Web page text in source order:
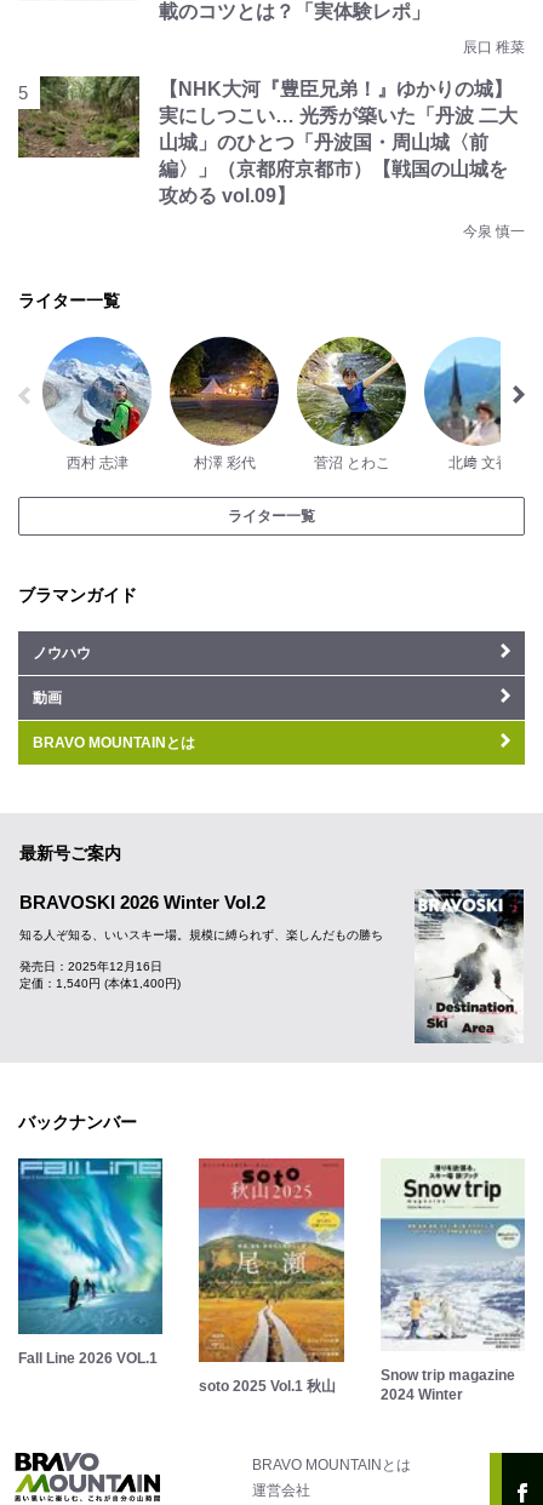
載のコツとは？「実体験レポ」
辰口 稚菜
【NHK大河『豊臣兄弟！』ゆかりの城】
実にしつこい… 光秀が築いた「丹波 二大
山城」のひとつ「丹波国・周山城〈前
編〉」（京都府京都市）【戦国の山城を
攻める vol.09】
今泉 慎一
ライター一覧
西村 志津 村澤 彩代 菅沼 とわこ 北﨑 文香
ライター一覧
ブラマンガイド
ノウハウ
動画
BRAVO MOUNTAINとは
最新号ご案内
BRAVOSKI 2026 Winter Vol.2
知る人ぞ知る、いいスキー場。規模に縛られず、楽しんだもの勝ち
発売日：2025年12月16日
定価：1,540円 (本体1,400円)
バックナンバー
Fall Line 2026 VOL.1
soto 2025 Vol.1 秋山
Snow trip magazine
2024 Winter
BRAVO MOUNTAINとは
運営会社